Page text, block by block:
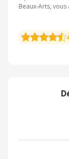
Beaux-Arts,